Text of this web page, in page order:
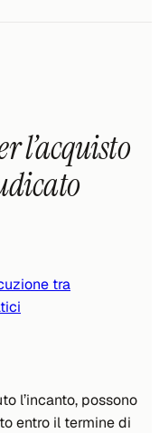
l’acquisto
tra
l’incanto, possono
entro il termine di